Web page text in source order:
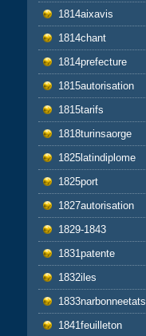
1814aixavis
1814chant
1814prefecture
1815autorisation
1815tarifs
1818turinsaorge
1825latindiplome
1825port
1827autorisation
1829-1843
1831patente
1832iles
1833narbonneetats
1841feuilleton